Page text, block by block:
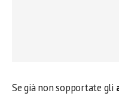
Se già non sopportate gli